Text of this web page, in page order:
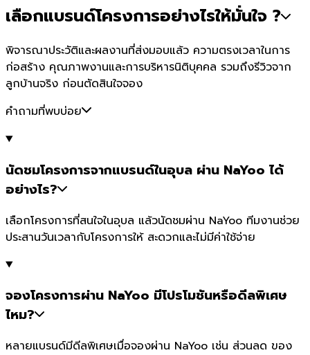
เลือกแบรนด์โครงการอย่างไรให้มั่นใจ ?
พิจารณาประวัติและผลงานที่ส่งมอบแล้ว ความตรงเวลาในการ
ก่อสร้าง คุณภาพงานและการบริหารนิติบุคคล รวมถึงรีวิวจาก
ลูกบ้านจริง ก่อนตัดสินใจจอง
คำถามที่พบบ่อย
นัดชมโครงการจากแบรนด์ในอุบล ผ่าน NaYoo ได้
อย่างไร?
เลือกโครงการที่สนใจในอุบล แล้วนัดชมผ่าน NaYoo ทีมงานช่วย
ประสานวันเวลากับโครงการให้ สะดวกและไม่มีค่าใช้จ่าย
จองโครงการผ่าน NaYoo มีโปรโมชันหรือดีลพิเศษ
ไหม?
หลายแบรนด์มีดีลพิเศษเมื่อจองผ่าน NaYoo เช่น ส่วนลด ของ